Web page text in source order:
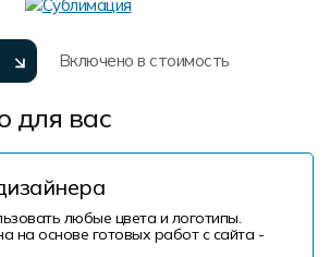
Включено в стоимость
для вас
любые цвета и логотипы.
на основе готовых работ с сайта -